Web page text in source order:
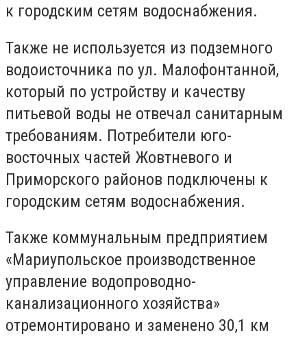
к городским сетям водоснабжения.
Также не используется из подземного
водоисточника по ул. Малофонтанной,
который по устройству и качеству
питьевой воды не отвечал санитарным
требованиям. Потребители юго-
восточных частей Жовтневого и
Приморского районов подключены к
городским сетям водоснабжения.
Также коммунальным предприятием
«Мариупольское производственное
управление водопроводно-
канализационного хозяйства»
отремонтировано и заменено 30,1 км